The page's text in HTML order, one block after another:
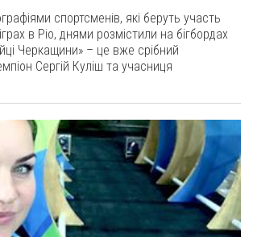
спортсменів, які беруть участь
в Ріо, днями розмістили на бігбордах
Черкащини» – це вже срібний
Сергій Куліш та учасниця